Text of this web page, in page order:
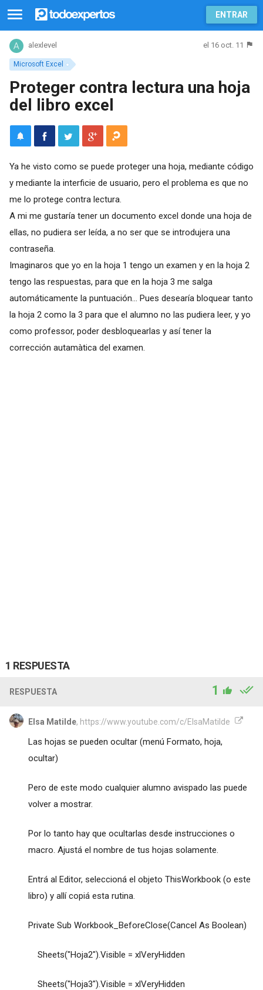
ENTRAR
Microsoft Excel
alexlevel el 16 oct. 11
Proteger contra lectura una hoja
del libro excel
Ya he visto como se puede proteger una hoja, mediante código
y mediante la interficie de usuario, pero el problema es que no
me lo protege contra lectura.
A mi me gustaría tener un documento excel donde una hoja de
ellas, no pudiera ser leída, a no ser que se introdujera una
contraseña.
Imaginaros que yo en la hoja 1 tengo un examen y en la hoja 2
tengo las respuestas, para que en la hoja 3 me salga
automáticamente la puntuación... Pues desearía bloquear tanto
la hoja 2 como la 3 para que el alumno no las pudiera leer, y yo
como professor, poder desbloquearlas y así tener la
corrección autamàtica del examen.
1 RESPUESTA
RESPUESTA 1
Elsa Matilde, https://www.youtube.com/c/ElsaMatilde
Las hojas se pueden ocultar (menú Formato, hoja,
ocultar)
Pero de este modo cualquier alumno avispado las puede
volver a mostrar.
Por lo tanto hay que ocultarlas desde instrucciones o
macro. Ajustá el nombre de tus hojas solamente.
Entrá al Editor, seleccioná el objeto ThisWorkbook (o este
libro) y allí copiá esta rutina.
Private Sub Workbook_BeforeClose(Cancel As Boolean)
Sheets("Hoja2").Visible = xlVeryHidden
Sheets("Hoja3").Visible = xlVeryHidden